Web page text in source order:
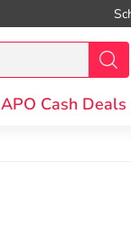
APO Cash Deals